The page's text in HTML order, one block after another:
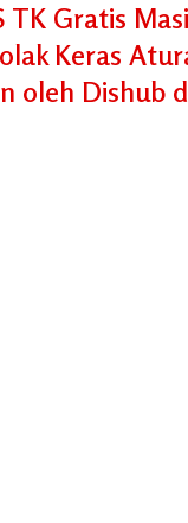
TK Gratis
Keras
oleh Dishub